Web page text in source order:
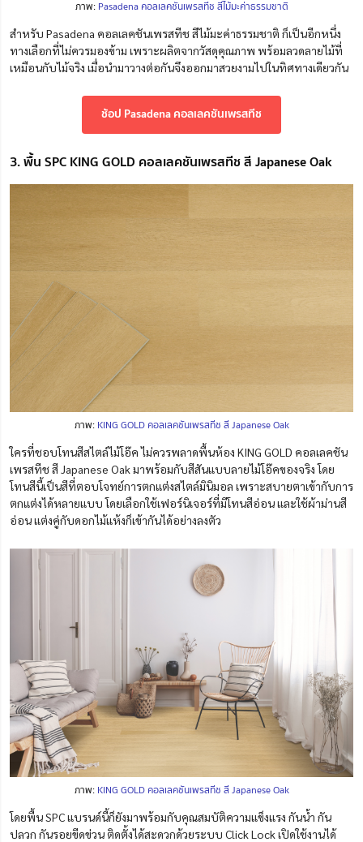
ภาพ: Pasadena คอลเลคชันเพรสทีช สีไม้มะค่าธรรมชาติ
สำหรับ Pasadena คอลเลคชันเพรสทีช สีไม้มะค่าธรรมชาติ ก็เป็นอีกหนึ่ง
ทางเลือกที่ไม่ควรมองข้าม เพราะผลิตจากวัสดุคุณภาพ พร้อมลวดลายไม้ที่
เหมือนกับไม้จริง เมื่อนำมาวางต่อกันจึงออกมาสวยงามไปในทิศทางเดียวกัน
ช้อป Pasadena คอลเลคชันเพรสทีช
3. พื้น SPC KING GOLD คอลเลคชันเพรสทีช สี Japanese Oak
ภาพ: KING GOLD คอลเลคชันเพรสทีช สี Japanese Oak
ใครที่ชอบโทนสีสไตล์ไม้โอ๊ค ไม่ควรพลาดพื้นห้อง KING GOLD คอลเลคชัน
เพรสทีช สี Japanese Oak มาพร้อมกับสีสันแบบลายไม้โอ๊คของจริง โดย
โทนสีนี้เป็นสีที่ตอบโจทย์การตกแต่งสไตล์มินิมอล เพราะสบายตาเข้ากับการ
ตกแต่งได้หลายแบบ โดยเลือกใช้เฟอร์นิเจอร์ที่มีโทนสีอ่อน และใช้ผ้าม่านสี
อ่อน แต่งคู่กับดอกไม้แห้งก็เข้ากันได้อย่างลงตัว
ภาพ: KING GOLD คอลเลคชันเพรสทีช สี Japanese Oak
โดยพื้น SPC แบรนด์นี้ก็ยังมาพร้อมกับคุณสมบัติความแข็งแรง กันน้ำ กัน
ปลวก กันรอยขีดข่วน ติดตั้งได้สะดวกด้วยระบบ Click Lock เปิดใช้งานได้